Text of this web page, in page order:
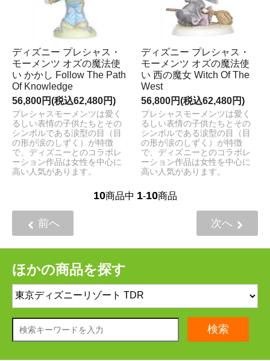
ディズニー プレシャス・
モーメンツ オズの魔法使
い かかし Follow The Path
Of Knowledge
56,800円(税込62,480円)
プレシャスモーメンツは愛く
るしい表情の子供たちとその
シンボルである涙型の目（目
の形が涙のしずく）が特徴
で、ディズニーとのコラボレ
ーション作品は女性を中心に
高い人気があります。
ディズニー プレシャス・
モーメンツ オズの魔法使
い 西の魔女 Witch Of The
West
56,800円(税込62,480円)
プレシャスモーメンツは愛く
るしい表情の子供たちとその
シンボルである涙型の目（目
の形が涙のしずく）が特徴
で、ディズニーとのコラボレ
ーション作品は女性を中心に
高い人気があります。
10商品中 1-10商品
前へ 次へ
ほかの商品を探す
検索